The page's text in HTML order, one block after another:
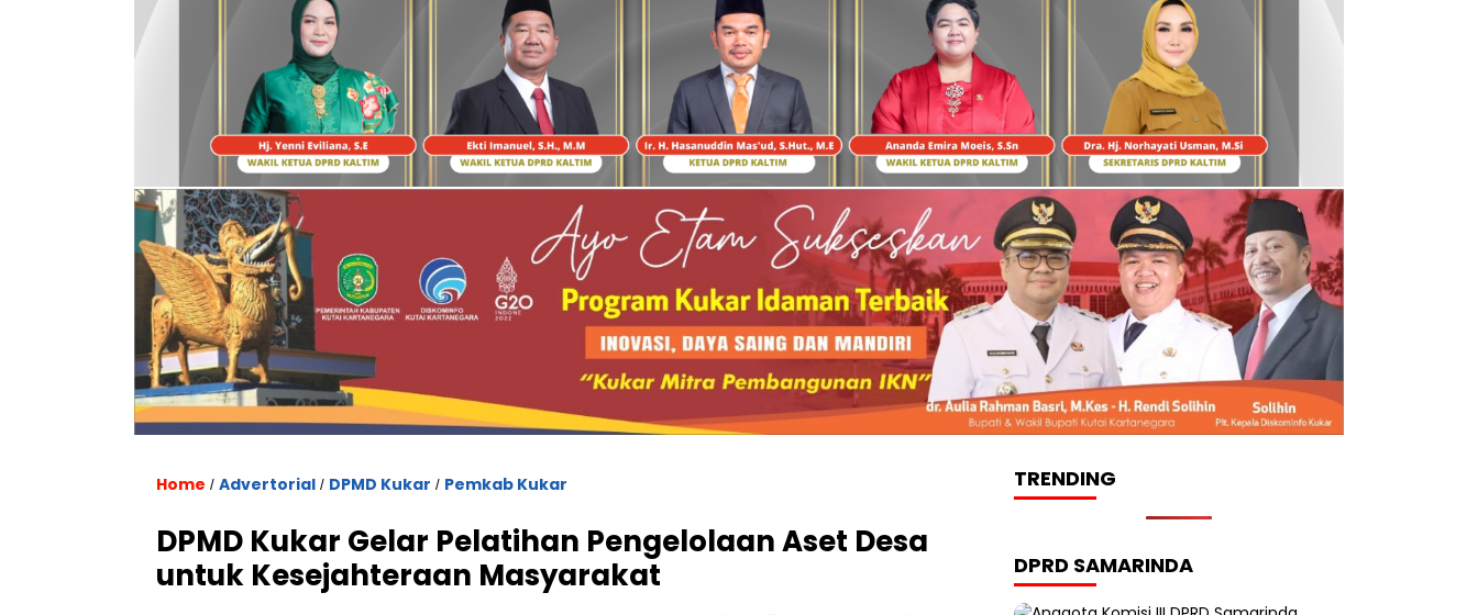
Home / Advertorial / DPMD Kukar / Pemkab Kukar
DPMD Kukar Gelar Pelatihan Pengelolaan Aset Desa
untuk Kesejahteraan Masyarakat
TRENDING
DPRD SAMARINDA